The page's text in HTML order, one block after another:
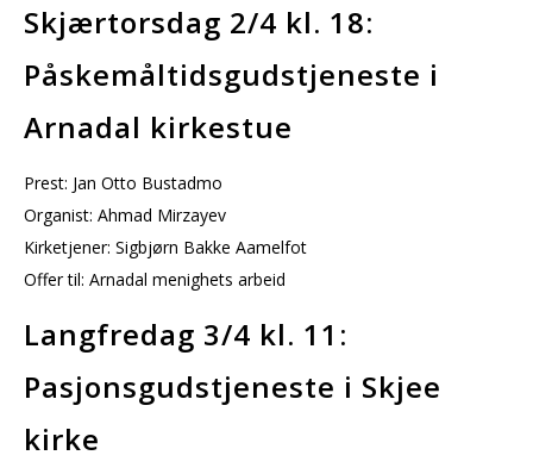
Skjærtorsdag 2/4 kl. 18:
Påskemåltidsgudstjeneste i
Arnadal kirkestue
Prest: Jan Otto Bustadmo
Organist: Ahmad Mirzayev
Kirketjener: Sigbjørn Bakke Aamelfot
Offer til: Arnadal menighets arbeid
Langfredag 3/4 kl. 11:
Pasjonsgudstjeneste i Skjee
kirke